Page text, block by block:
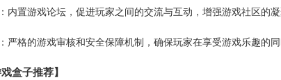
内置游戏论坛，促进玩家之间的交流与互动，增强游戏社区的凝
严格的游戏审核和安全保障机制，确保玩家在享受游戏乐趣的
盒子推荐】